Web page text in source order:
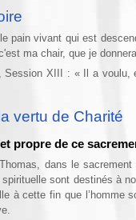
vivant qui est
ma chair, que je
Session XIII : « Il a voulu,
vertu de Charité
propre de ce
dans le
sont destinés à
à cette fin que l’homme